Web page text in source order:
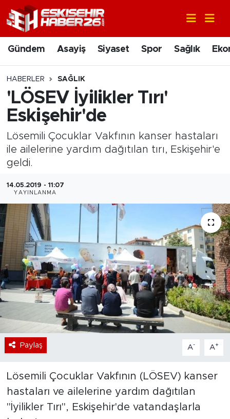
Gündem Asayiş Siyaset Spor Sağlık
HABERLER SAĞLIK
'LÖSEV İyilikler Tırı'
Eskişehir'de
Lösemili Çocuklar Vakfının kanser hastaları
ile ailelerine yardım dağıtılan tırı, Eskişehir'e
geldi.
14.05.2019 - 11:07
YAYINLANMA
Paylaş A- A+
Lösemili Çocuklar Vakfının (LÖSEV) kanser
hastaları ve ailelerine yardım dağıtılan
"İyilikler Tırı", Eskişehir'de vatandaşlarla
Gündem
Asayiş
Siyaset
Spor
Sağlık
Eğitim
Sanat
Bölge
Teknoloji
Magazin
Dünya
Sektör
Nöbetçi Eczaneler
Hava Durumu
Trafik Durumu
Süper Lig Puan Durumu ve Fikstür
Tüm Manşetler
Haber Arşivi